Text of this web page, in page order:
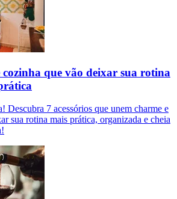
cozinha que vão deixar sua rotina
Descubra 7 acessórios que unem charme e
sua rotina mais prática, organizada e cheia